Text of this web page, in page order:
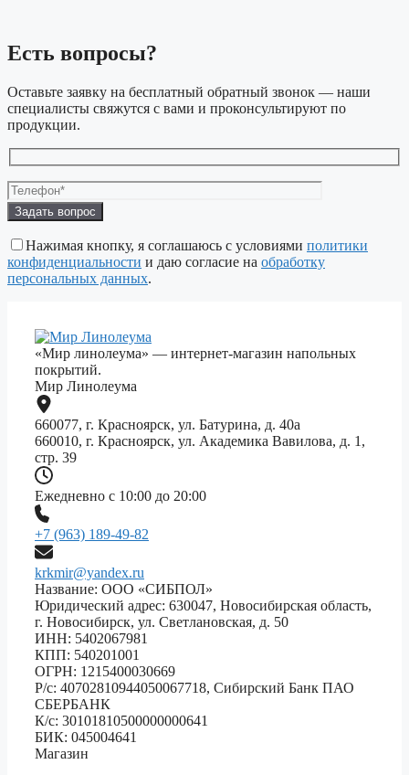
Есть вопросы?
Оставьте заявку на бесплатный обратный звонок — наши
специалисты свяжутся с вами и проконсультируют по
продукции.
Оставьте
это
поле
пустым.
Нажимая кнопку, я соглашаюсь с условиями политики
конфиденциальности и даю согласие на обработку
персональных данных.
«Мир линолеума» — интернет-магазин напольных
покрытий.
Мир Линолеума
660077, г. Красноярск, ул. Батурина, д. 40а
660010, г. Красноярск, ул. Академика Вавилова, д. 1,
стр. 39
Ежедневно с 10:00 до 20:00
+7 (963) 189-49-82
krkmir@yandex.ru
Название: ООО «СИБПОЛ»
Юридический адрес: 630047, Новосибирская область,
г. Новосибирск, ул. Светлановская, д. 50
ИНН: 5402067981
КПП: 540201001
ОГРН: 1215400030669
Р/с: 40702810944050067718, Сибирский Банк ПАО
СБЕРБАНК
К/с: 30101810500000000641
БИК: 045004641
Магазин